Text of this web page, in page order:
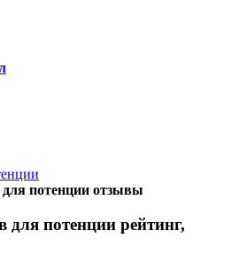
потенции отзывы
потенции рейтинг,